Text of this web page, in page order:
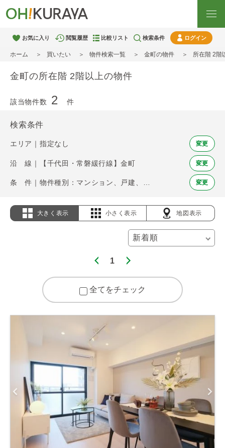
お気に入り 閲覧履歴 比較リスト 検索条件 ログイン
ホーム 買いたい 物件検索一覧 金町の物件 所在階 2階
金町の所在階 2階以上の物件
該当物件数 2 件
検索条件
エリア｜指定なし 変更
沿 線｜【千代田・常磐緩行線】金町 変更
変更
大きく表示 小さく表示 地図表示
1
全てをチェック